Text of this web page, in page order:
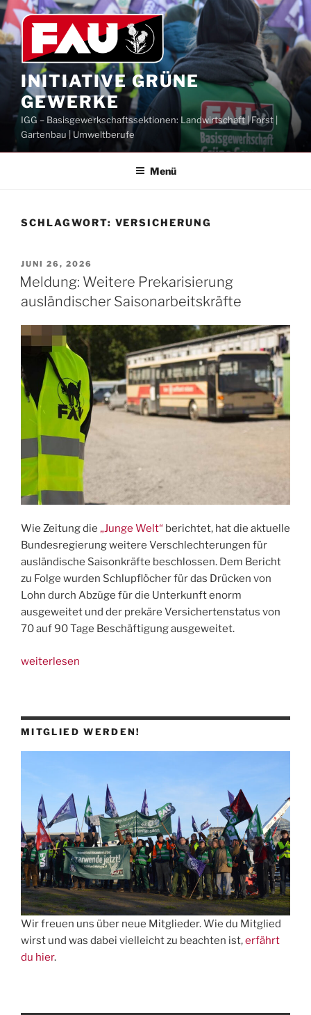
Zum
Inhalt
springen
INITIATIVE GRÜNE
GEWERKE
IGG – Basisgewerkschaftssektionen: Landwirtschaft | Forst |
Gartenbau | Umweltberufe
Menü
SCHLAGWORT: VERSICHERUNG
VERÖFFENTLICHT
AM
JUNI 26, 2026
Meldung: Weitere Prekarisierung
ausländischer Saisonarbeitskräfte
Wie Zeitung die „Junge Welt“ berichtet, hat die aktuelle
Bundesregierung weitere Verschlechterungen für
ausländische Saisonkräfte beschlossen. Dem Bericht
zu Folge wurden Schlupflöcher für das Drücken von
Lohn durch Abzüge für die Unterkunft enorm
ausgeweitet und der prekäre Versichertenstatus von
70 auf 90 Tage Beschäftigung ausgeweitet.
„Meldung:
Saisonarbeitskräfte“
weiterlesen
MITGLIED WERDEN!
Wir freuen uns über neue Mitglieder. Wie du Mitglied
wirst und was dabei vielleicht zu beachten ist,erfährt
du hier.